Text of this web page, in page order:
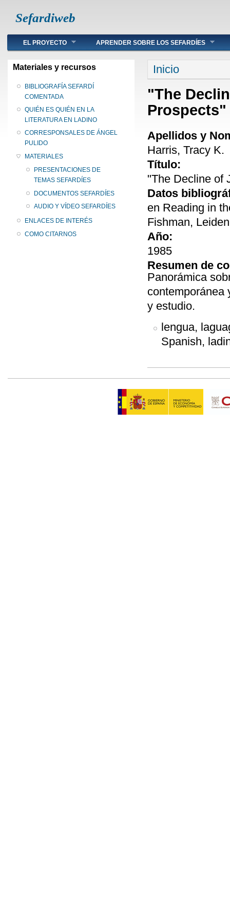
Sefardiweb
Main menu
EL PROYECTO APRENDER SOBRE LOS SEFARDÍES
Materiales y recursos
BIBLIOGRAFÍA SEFARDÍ
COMENTADA
QUIÉN ES QUIÉN EN LA
LITERATURA EN LADINO
CORRESPONSALES DE ÁNGEL
PULIDO
MATERIALES
PRESENTACIONES DE
TEMAS SEFARDÍES
DOCUMENTOS SEFARDÍES
AUDIO Y VÍDEO SEFARDÍES
ENLACES DE INTERÉS
COMO CITARNOS
Se encuentra
Inicio
"The
Prospects"
Apellidos y
Harris, Tracy K.
Título:
"The Decline of
Datos
en Reading in
Fishman,
Año:
1985
Resumen de
Panorámica
contemporánea
y estudio.
lengua,
Spanish,